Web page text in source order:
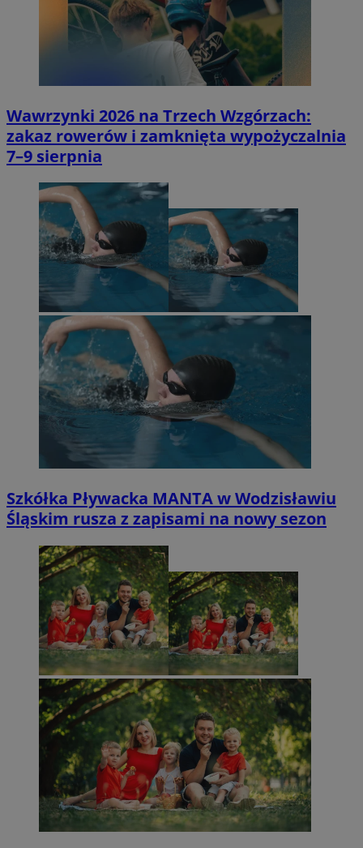
Wawrzynki 2026 na Trzech Wzgórzach:
zakaz rowerów i zamknięta wypożyczalnia
7–9 sierpnia
Szkółka Pływacka MANTA w Wodzisławiu
Śląskim rusza z zapisami na nowy sezon